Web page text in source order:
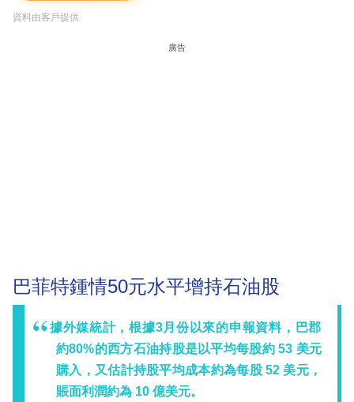
資料由客戶提供
廣告
巴菲特鍾情50元水平增持石油股
據外媒統計，根據3月份以來的申報資料，巴郡
約80%的西方石油持股是以平均每股約 53 美元
購入，又估計持股平均成本約為每股 52 美元，
賬面利潤約為 10 億美元。